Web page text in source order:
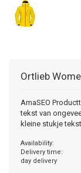
Ortlieb
AmaSEO
tekst van
kleine stukje
Availability:
Delivery time:
day delivery